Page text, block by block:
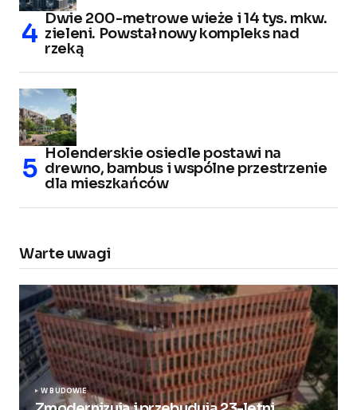
Dwie 200-metrowe wieże i 14 tys. mkw.
zieleni. Powstał nowy kompleks nad
rzeką
Holenderskie osiedle postawi na
drewno, bambus i wspólne przestrzenie
dla mieszkańców
Warte uwagi
W BUDOWIE